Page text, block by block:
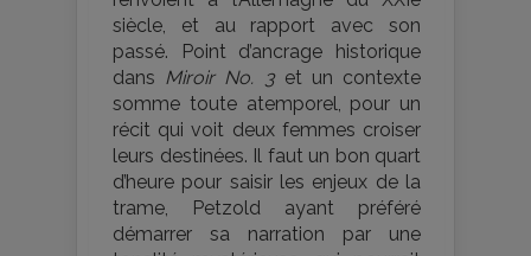
siècle, et au rapport avec son
passé. Point d’ancrage historique
dans Miroir No. 3et un contexte
somme toute atemporel, pour un
récit qui voit deux femmes croiser
leurs destinées. Il faut un bon quart
d’heure pour saisir les enjeux de la
trame, Petzold ayant préféré
démarrer sa narration par une